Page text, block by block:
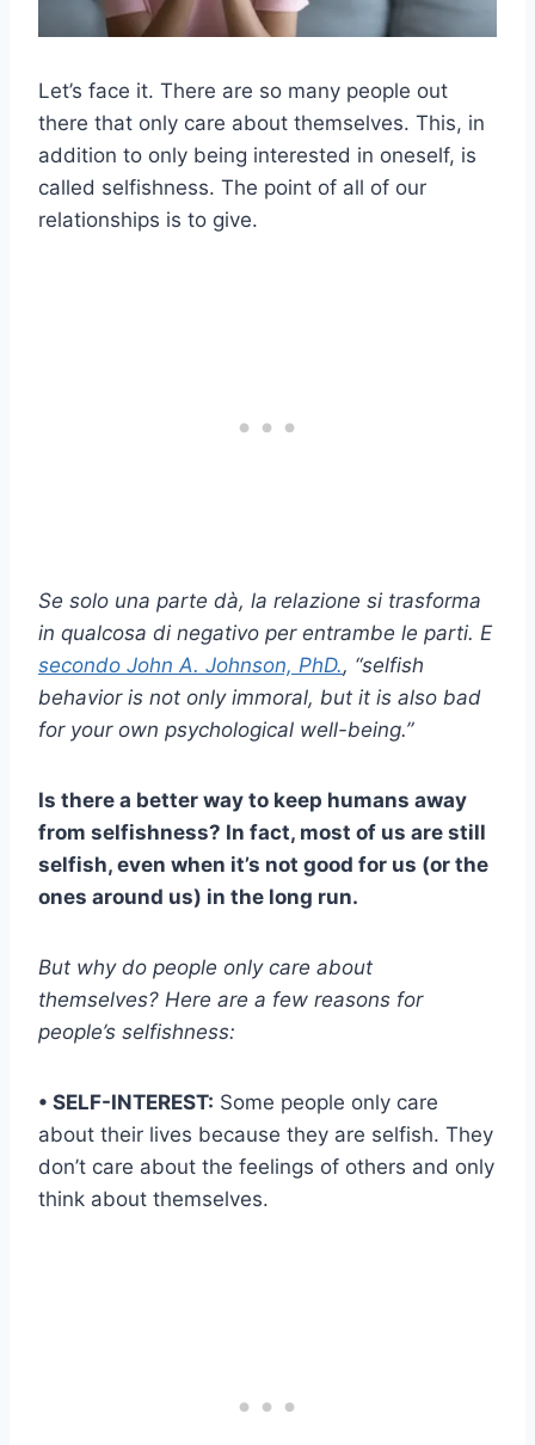
Let’s face it. There are so many people out
there that only care about themselves. This, in
addition to only being interested in oneself, is
called selfishness. The point of all of our
relationships is to give.
Se solo una parte dà, la relazione si trasforma
in qualcosa di negativo per entrambe le parti. E
secondo John A. Johnson, PhD., “selfish
behavior is not only immoral, but it is also bad
for your own psychological well-being.”
Is there a better way to keep humans away
from selfishness? In fact, most of us are still
selfish, even when it’s not good for us (or the
ones around us) in the long run.
But why do people only care about
themselves? Here are a few reasons for
people’s selfishness:
• SELF-INTEREST: Some people only care
about their lives because they are selfish. They
don’t care about the feelings of others and only
think about themselves.